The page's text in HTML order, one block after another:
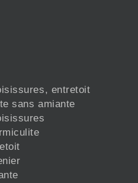
entretoit
sans amiante